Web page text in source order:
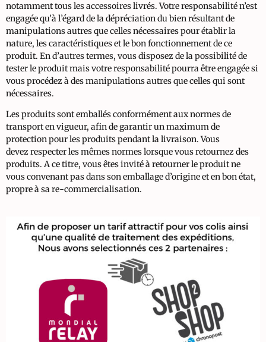
notamment tous les accessoires livrés. Votre responsabilité n’est
engagée qu’à l’égard de la dépréciation du bien résultant de
manipulations autres que celles nécessaires pour établir la
nature, les caractéristiques et le bon fonctionnement de ce
produit. En d’autres termes, vous disposez de la possibilité de
tester le produit mais votre responsabilité pourra être engagée si
vous procédez à des manipulations autres que celles qui sont
nécessaires.
Les produits sont emballés conformément aux normes de
transport en vigueur, afin de garantir un maximum de
protection pour les produits pendant la livraison. Vous
devez respecter les mêmes normes lorsque vous retournez des
produits. A ce titre, vous êtes invité à retourner le produit ne
vous convenant pas dans son emballage d’origine et en bon état,
propre à sa re-commercialisation.